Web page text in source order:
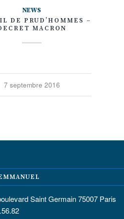
NEWS
DE PRUD’HOMMES –
MACRON
7 septembre 2016
Saint Germain 75007 Paris